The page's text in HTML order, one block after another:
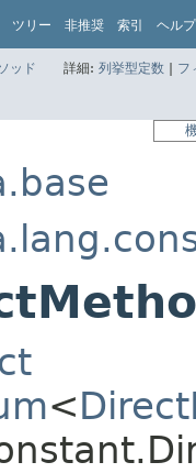
ツリー 非推奨 索引 ヘルプ
ッド 詳細: 列挙型定数 | フ
<